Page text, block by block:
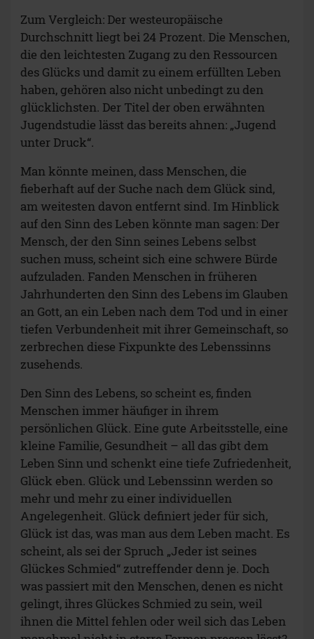
Zum Vergleich: Der westeuropäische
Durchschnitt liegt bei 24 Prozent. Die Menschen,
die den leichtesten Zugang zu den Ressourcen
des Glücks und damit zu einem erfüllten Leben
haben, gehören also nicht unbedingt zu den
glücklichsten. Der Titel der oben erwähnten
Jugendstudie lässt das bereits ahnen: „Jugend
unter Druck“.
Man könnte meinen, dass Menschen, die
fieberhaft auf der Suche nach dem Glück sind,
am weitesten davon entfernt sind. Im Hinblick
auf den Sinn des Leben könnte man sagen: Der
Mensch, der den Sinn seines Lebens selbst
suchen muss, scheint sich eine schwere Bürde
aufzuladen. Fanden Menschen in früheren
Jahrhunderten den Sinn des Lebens im Glauben
an Gott, an ein Leben nach dem Tod und in einer
tiefen Verbundenheit mit ihrer Gemeinschaft, so
zerbrechen diese Fixpunkte des Lebenssinns
zusehends.
Den Sinn des Lebens, so scheint es, finden
Menschen immer häufiger in ihrem
persönlichen Glück. Eine gute Arbeitsstelle, eine
kleine Familie, Gesundheit – all das gibt dem
Leben Sinn und schenkt eine tiefe Zufriedenheit,
Glück eben. Glück und Lebenssinn werden so
mehr und mehr zu einer individuellen
Angelegenheit. Glück definiert jeder für sich,
Glück ist das, was man aus dem Leben macht. Es
scheint, als sei der Spruch „Jeder ist seines
Glückes Schmied“ zutreffender denn je. Doch
was passiert mit den Menschen, denen es nicht
gelingt, ihres Glückes Schmied zu sein, weil
ihnen die Mittel fehlen oder weil sich das Leben